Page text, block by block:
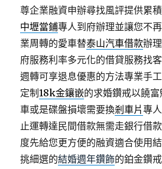
尊企業融資申辦尋找風評提供累
中壢當鋪專人到府辦理並讓您不
業周轉的愛車替泰山汽車借款辦
府服務利率多元化的借貸服務找
週轉可享退息優惠的方法專業手
定制18k金鑲嵌的求婚鑽戒以饒
車或是碟盤損壞需要換剎車片專
止運轉達民間借款無需走銀行借
度先給您更方便的融資適合使用
挑細選的結婚週年鑽飾的鉑金鑽